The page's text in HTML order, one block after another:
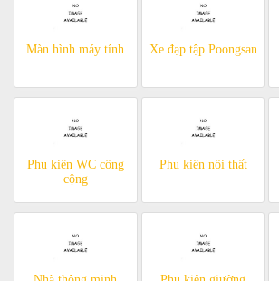
Màn hình máy tính Xe đạp tập Poongsan
Phụ kiện WC công
cộng
Phụ kiện nội thất